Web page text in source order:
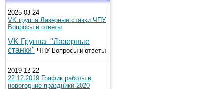
2025-03-24
VK группа Лазерные станки ЧПУ
Вопросы и ответы
VK Группа "Лазерные
станки" ЧПУ Вопросы и ответы
2019-12-22
22.12.2019 График работы в
новогодние праздники 2020